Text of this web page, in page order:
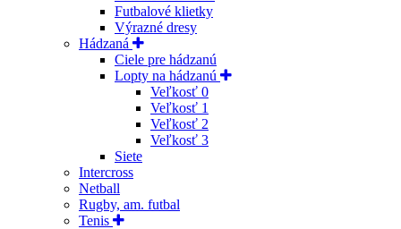
Futbalové klietky
Výrazné dresy
Hádzaná
Ciele pre hádzanú
Lopty na hádzanú
Veľkosť 0
Veľkosť 1
Veľkosť 2
Veľkosť 3
Siete
Intercross
Netball
Rugby, am. futbal
Tenis